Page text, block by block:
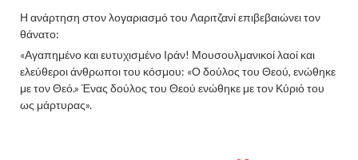
Η ανάρτηση στον λογαριασμό του Λαριτζανί επιβεβαιώνει τον
θάνατο:
«Αγαπημένο και ευτυχισμένο Ιράν! Μουσουλμανικοί λαοί και
ελεύθεροι άνθρωποι του κόσμου: «Ο δούλος του Θεού, ενώθηκε
με τον Θεό.» Ένας δούλος του Θεού ενώθηκε με τον Κύριό του
ως μάρτυρας».